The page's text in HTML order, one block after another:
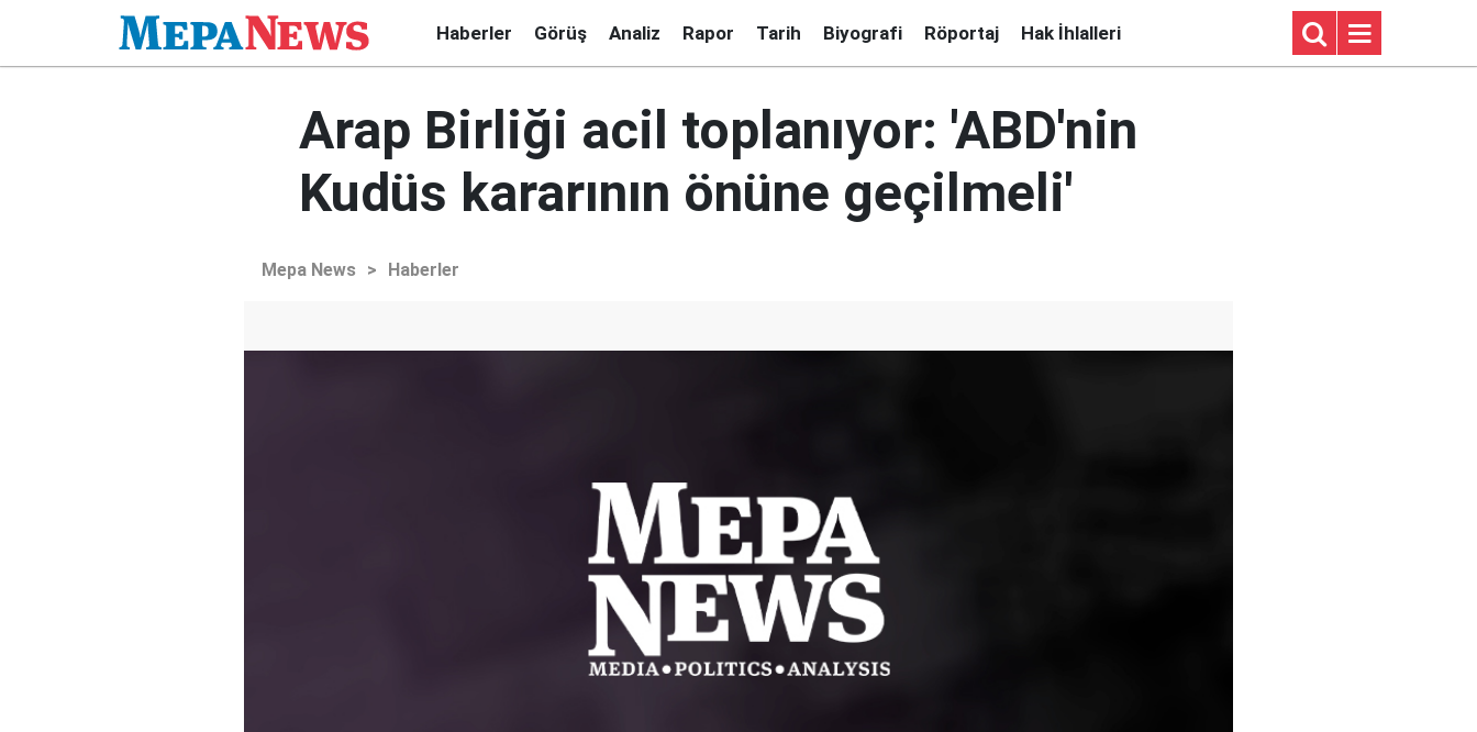
Haberler Görüş Analiz Rapor Tarih Biyografi Röportaj Hak İhlalleri
Arap Birliği acil toplanıyor: 'ABD'nin
Kudüs kararının önüne geçilmeli'
Mepa News > Haberler